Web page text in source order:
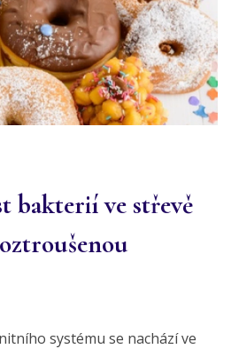
bakterií ve střevě
systému se nachází ve